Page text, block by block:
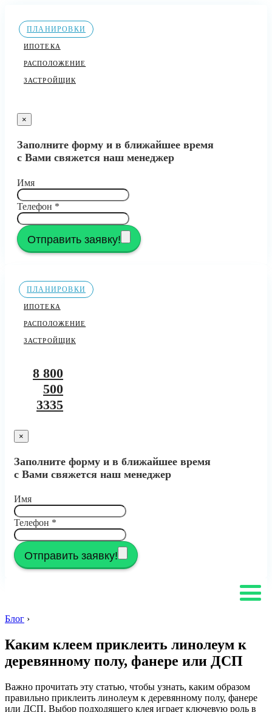
ПЛАНИРОВКИ
ИПОТЕКА
РАСПОЛОЖЕНИЕ
ЗАСТРОЙЩИК
×
Заполните форму и в ближайшее время
с Вами свяжется наш менеджер
Имя
Телефон *
Отправить заявку!
ПЛАНИРОВКИ
ИПОТЕКА
РАСПОЛОЖЕНИЕ
ЗАСТРОЙЩИК
8 800
500
3335
×
Заполните форму и в ближайшее время
с Вами свяжется наш менеджер
Имя
Телефон *
Отправить заявку!
Блог ›
Каким клеем приклеить линолеум к
деревянному полу, фанере или ДСП
Важно прочитать эту статью, чтобы узнать, каким образом
правильно приклеить линолеум к деревянному полу, фанере
или ДСП. Выбор подходящего клея играет ключевую роль в